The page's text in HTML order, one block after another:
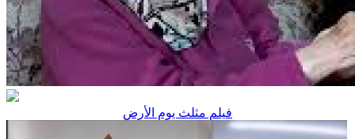
فيلم مثلث يوم الأرض